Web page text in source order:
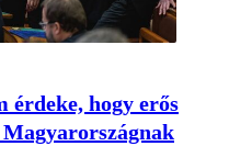
érdeke, hogy erős